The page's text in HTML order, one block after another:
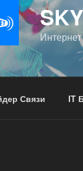
Связи IT